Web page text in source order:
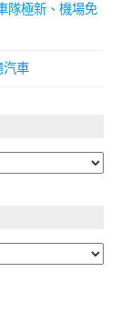
隊極新、機場免
汽車